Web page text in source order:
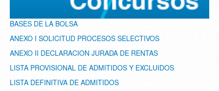
BASES DE LA BOLSA
ANEXO I SOLICITUD PROCESOS SELECTIVOS
ANEXO II DECLARACION JURADA DE RENTAS
LISTA PROVISIONAL DE ADMITIDOS Y EXCLUIDOS
LISTA DEFINITIVA DE ADMITIDOS